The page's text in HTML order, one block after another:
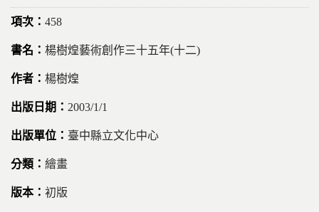
458
楊樹煌藝術創作三十五年(十二)
楊樹煌
2003/1/1
臺中縣立文化中心
繪畫
初版